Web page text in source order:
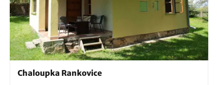
Chaloupka Rankovice